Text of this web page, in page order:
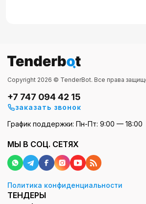
Copyright 2026 © TenderBot. Все права
+7 747 094 42 15
заказать звонок
График поддержки: Пн-Пт: 9:00 — 18:00
МЫ В СОЦ. СЕТЯХ
Политика конфиденциальности
ТЕНДЕРЫ